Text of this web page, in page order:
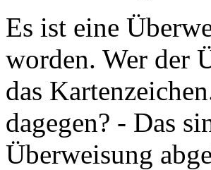
Es ist eine
worden. Wer der
das
dagegen? - Das
Überweisung